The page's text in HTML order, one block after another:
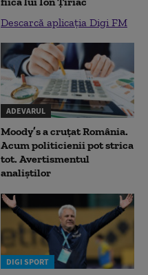
Descarcă aplicația Digi FM
ADEVARUL
Moody’s a cruțat România.
Acum politicienii pot strica
tot. Avertismentul
analiștilor
DIGI SPORT